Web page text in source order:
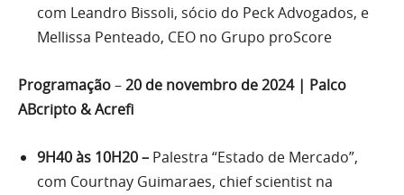
com Leandro Bissoli, sócio do Peck Advogados, e
Mellissa Penteado, CEO no Grupo proScore
Programação–20 de novembro de 2024 | Palco
ABcripto & Acrefi
9H40 às 10H20 – Palestra “Estado de Mercado”,
com Courtnay Guimaraes, chief scientist na